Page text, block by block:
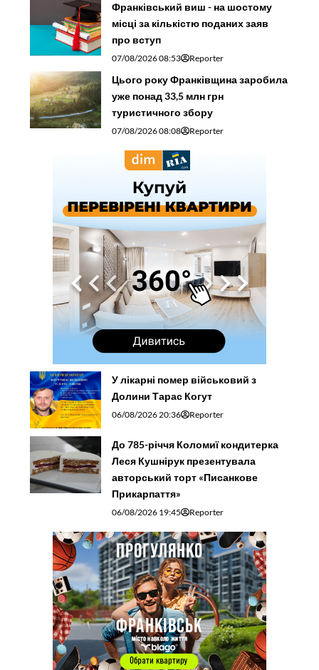
Франківський виш - на шостому
місці за кількістю поданих заяв
про вступ
07/08/2026 08:53 Reporter
Цього року Франківщина заробила
уже понад 33,5 млн грн
туристичного збору
07/08/2026 08:08 Reporter
У лікарні помер військовий з
Долини Тарас Когут
06/08/2026 20:36 Reporter
До 785-річчя Коломиї кондитерка
Леся Кушнірук презентувала
авторський торт «Писанкове
Прикарпаття»
06/08/2026 19:45 Reporter